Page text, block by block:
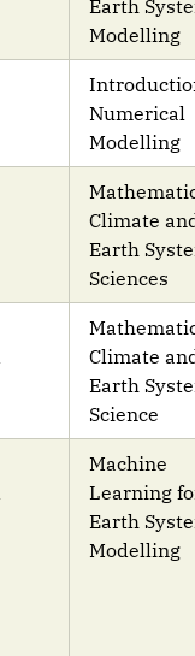
Earth
Modelling
Numerical
Modelling
Climate
Earth
Sciences
Climate
Earth
Science
Machine
Learning
Earth
Modelling